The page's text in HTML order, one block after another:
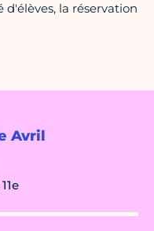
Avril
la réservation